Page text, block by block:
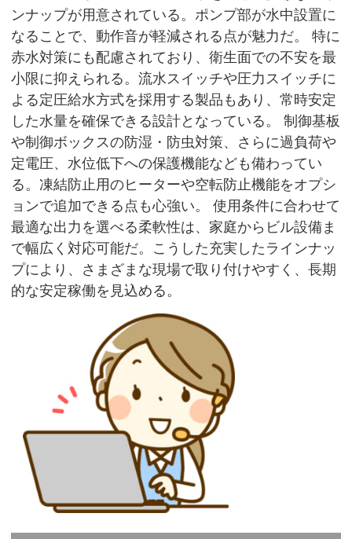
ンナップが用意されている。ポンプ部が水中設置に
なることで、動作音が軽減される点が魅力だ。 特に
赤水対策にも配慮されており、衛生面での不安を最
小限に抑えられる。流水スイッチや圧力スイッチに
よる定圧給水方式を採用する製品もあり、常時安定
した水量を確保できる設計となっている。 制御基板
や制御ボックスの防湿・防虫対策、さらに過負荷や
定電圧、水位低下への保護機能なども備わってい
る。凍結防止用のヒーターや空転防止機能をオプシ
ョンで追加できる点も心強い。 使用条件に合わせて
最適な出力を選べる柔軟性は、家庭からビル設備ま
で幅広く対応可能だ。こうした充実したラインナッ
プにより、さまざまな現場で取り付けやすく、長期
的な安定稼働を見込める。